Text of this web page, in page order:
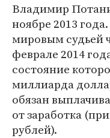
Владимир
ноябре 2013
мировым судьей
феврале 2014
состояние
миллиарда
обязан
от заработка
рублей).